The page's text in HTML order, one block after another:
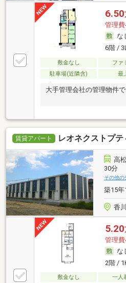
6.50
管理費
な
6階 /
敷金なし ファ
駐車場(近隣含)
最
大手管理会社の管理物件
賃貸アパート レオネクストプ
高
30分
その他の
築15年
香
5.20
管理費
な
2階 /
敷金なし 一人